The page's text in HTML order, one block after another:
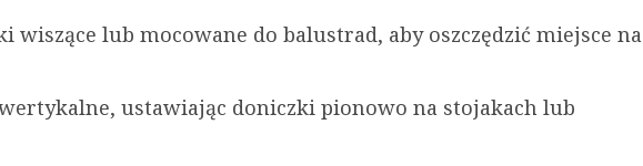
wiszące lub mocowane do balustrad, aby oszczędzić miejsce na
ustawiając doniczki pionowo na stojakach lub